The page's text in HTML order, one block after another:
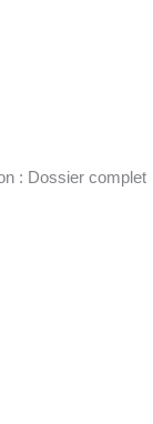
: Dossier complet